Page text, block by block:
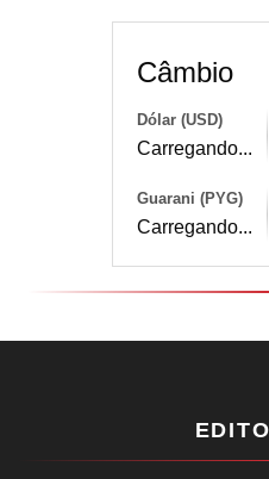
Câmbio
Dólar (USD)
Carregando...
Guarani (PYG)
Carregando...